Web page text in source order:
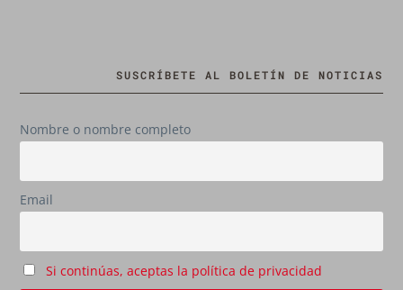
SUSCRÍBETE AL BOLETÍN DE NOTICIAS
Nombre o nombre completo
Email
Si continúas, aceptas la política de privacidad